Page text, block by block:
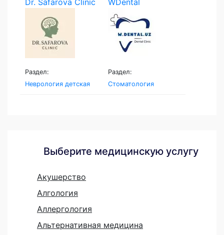
Раздел:
Неврология детская
Раздел:
Стоматология
Выберите медицинскую услугу
Акушерство
Алгология
Аллергология
Альтернативная медицина